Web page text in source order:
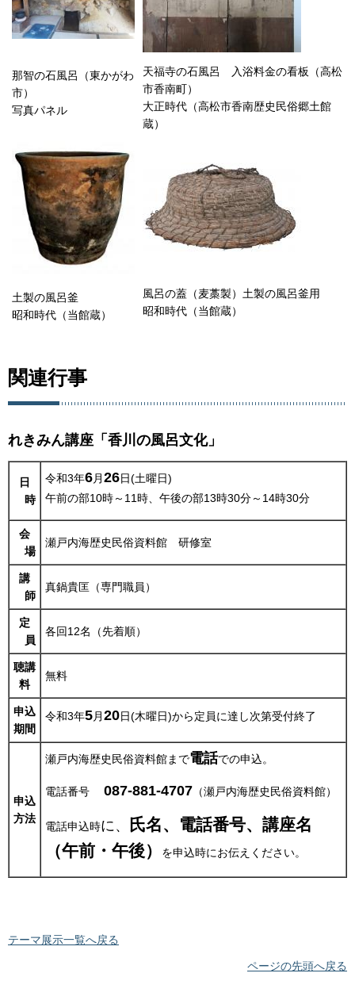
那智の石風呂（東かがわ
市）
写真パネル
天福寺の石風呂 入浴料金の看板（高松
市香南町）
大正時代（高松市香南歴史民俗郷土館
蔵）
土製の風呂釜
昭和時代（当館蔵）
風呂の蓋（麦藁製）土製の風呂釜用
昭和時代（当館蔵）
関連行事
れきみん講座「香川の風呂文化」
日
時
令和3年6月26日(土曜日)
午前の部10時～11時、午後の部13時30分～14時30分
会
場
瀬戸内海歴史民俗資料館 研修室
講
師
真鍋貴匡（専門職員）
定
員
各回12名（先着順）
聴講
料
無料
申込
期間
令和3年5月20日(木曜日)から定員に達し次第受付終了
申込
方法
瀬戸内海歴史民俗資料館まで電話での申込。
電話番号 087-881-4707 （瀬戸内海歴史民俗資料館）
電話申込時に、
氏名、電話番号、講座名
（午前・午後）
を申込時にお伝えください。
テーマ展示一覧へ戻る
ページの先頭へ戻る